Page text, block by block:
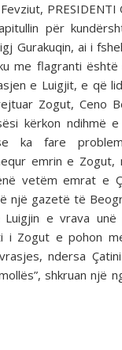
PRESIDENTI
për
Gurakuqin, ai i
me flagranti
e Luigjit, e që
Zogut, Ceno
kërkon ndihmë
ka fare
emrin e Zogut,
vetëm emrat e
një gazetë të
e vrava
i Zogut e pohon
ndersa
shkruan një